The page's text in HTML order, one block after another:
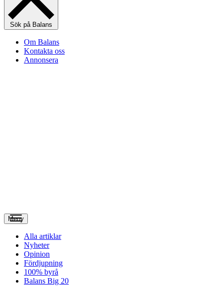
Sök på Balans
Om Balans
Kontakta oss
Annonsera
Meny
Alla artiklar
Nyheter
Opinion
Fördjupning
100% byrå
Balans Big 20